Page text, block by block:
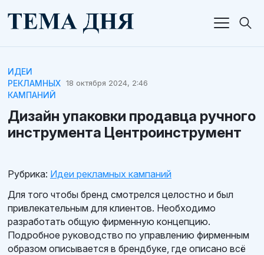
ИДЕИ
РЕКЛАМНЫХ
КАМПАНИЙ
18 октября 2024, 2:46
Дизайн упаковки продавца ручного
инструмента Центроинструмент
Рубрика: Идеи рекламных кампаний
Для того чтобы бренд смотрелся целостно и был
привлекательным для клиентов. Необходимо
разработать общую фирменную концепцию.
Подробное руководство по управлению фирменным
образом описывается в брендбуке, где описано всё